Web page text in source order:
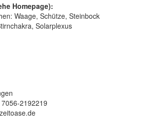
Homepage):
Waage, Schütze, Steinbock
Solarplexus
2192219